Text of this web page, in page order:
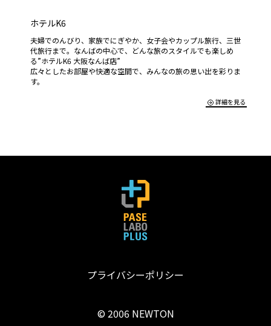
ホテルK6
夫婦でのんびり、家族でにぎやか、女子会やカップル旅行、三世
代旅行まで。なんばの中心で、どんな旅のスタイルでも楽しめ
る”ホテルK6 大阪なんば店”
広々としたお部屋や快適な空間で、みんなの旅の思い出を彩りま
す。
詳細を見る
プライバシーポリシー
© 2006 NEWTON